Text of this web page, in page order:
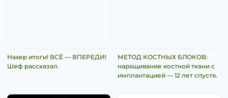
Нахер итоги! ВСЁ — ВПЕРЕДИ!
Шеф рассказал.
МЕТОД КОСТНЫХ БЛОКОВ:
наращивание костной ткани с
имплантацией — 12 лет спустя.